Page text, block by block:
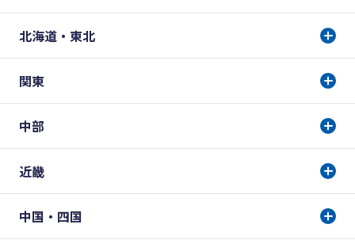
北海道・東北
関東
中部
近畿
中国・四国